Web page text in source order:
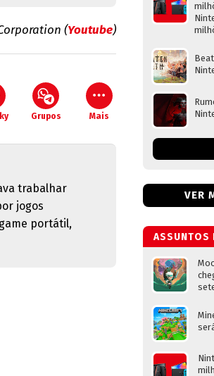
(Youtube)
Grupos Mais
trabalhar
jogos
portátil,
VER
ASSUNTOS